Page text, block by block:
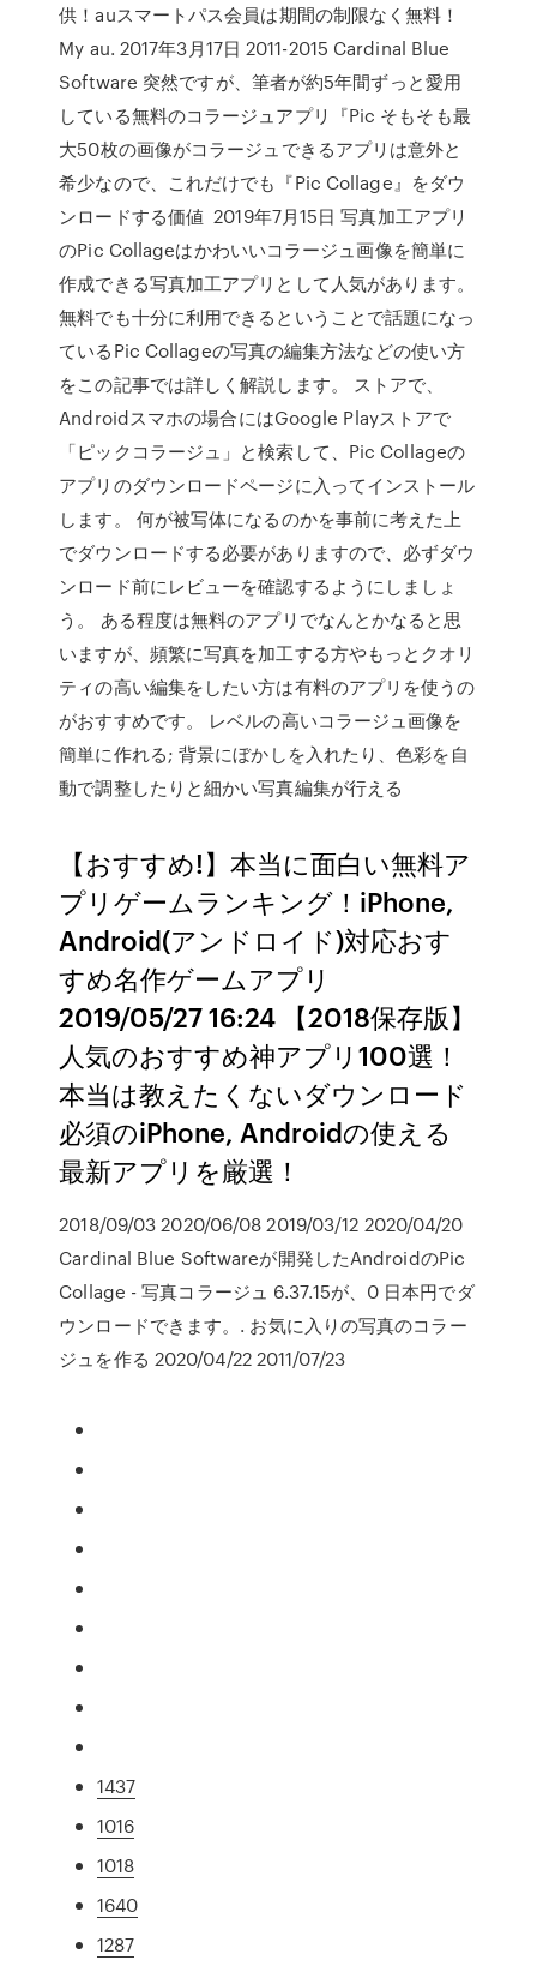
供！auスマートパス会員は期間の制限なく無料！
My au. 2017年3月17日 2011-2015 Cardinal Blue
Software 突然ですが、筆者が約5年間ずっと愛用
している無料のコラージュアプリ『Pic そもそも最
大50枚の画像がコラージュできるアプリは意外と
希少なので、これだけでも『Pic Collage』をダウ
ンロードする価値 2019年7月15日 写真加工アプリ
のPic Collageはかわいいコラージュ画像を簡単に
作成できる写真加工アプリとして人気があります。
無料でも十分に利用できるということで話題になっ
ているPic Collageの写真の編集方法などの使い方
をこの記事では詳しく解説します。 ストアで、
Androidスマホの場合にはGoogle Playストアで
「ピックコラージュ」と検索して、Pic Collageの
アプリのダウンロードページに入ってインストール
します。 何が被写体になるのかを事前に考えた上
でダウンロードする必要がありますので、必ずダウ
ンロード前にレビューを確認するようにしましょ
う。 ある程度は無料のアプリでなんとかなると思
いますが、頻繁に写真を加工する方やもっとクオリ
ティの高い編集をしたい方は有料のアプリを使うの
がおすすめです。 レベルの高いコラージュ画像を
簡単に作れる; 背景にぼかしを入れたり、色彩を自
動で調整したりと細かい写真編集が行える
【おすすめ!】本当に面白い無料ア
プリゲームランキング！iPhone,
Android(アンドロイド)対応おす
すめ名作ゲームアプリ
2019/05/27 16:24 【2018保存版】
人気のおすすめ神アプリ100選！
本当は教えたくないダウンロード
必須のiPhone, Androidの使える
最新アプリを厳選！
2018/09/03 2020/06/08 2019/03/12 2020/04/20
Cardinal Blue Softwareが開発したAndroidのPic
Collage - 写真コラージュ 6.37.15が、0 日本円でダ
ウンロードできます。. お気に入りの写真のコラー
ジュを作る 2020/04/22 2011/07/23
1437
1016
1018
1640
1287